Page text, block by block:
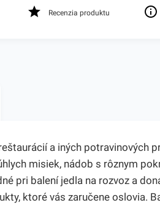
Recenzia produktu
a iných potravinových
misiek, nádob s rôznym
pri balení jedla na rozvoz a
ktoré vás zaručene oslovia.